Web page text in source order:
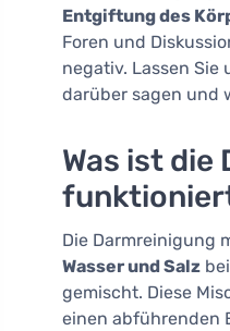
Entgiftung des
Foren und
negativ. Lassen
darüber sagen und
Was ist die
Die Darmreinigung
Wasser und Salz
gemischt. Diese
einen abführenden